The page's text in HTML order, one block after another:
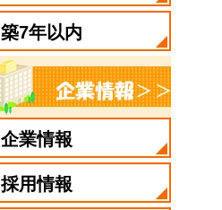
築7年以内
企業情報
採用情報